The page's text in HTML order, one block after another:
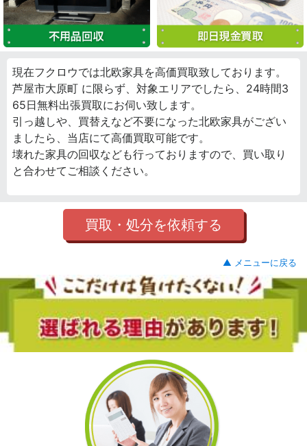
現在フクロウでは北欧家具を高価買取致しております。
芦屋市大原町 に限らず、対象エリアでしたら、24時間3
65日無料出張買取にお伺い致します。
引っ越しや、買替えなど不要になった北欧家具がござい
ましたら、当店にて高価買取可能です。
壊れた家具の回収なども行っておりますので、買い取り
と合わせてご相談ください。
買取・処分を依頼する
▲ メニューに戻る